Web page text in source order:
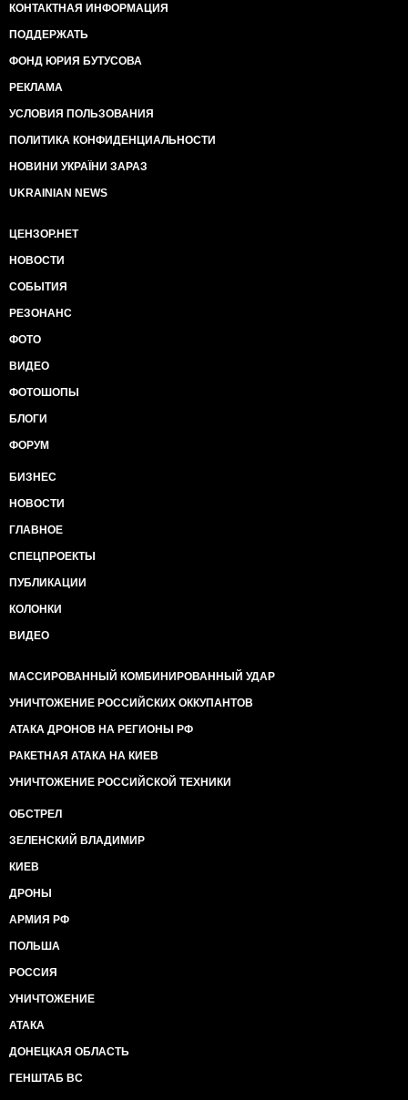
КОНТАКТНАЯ ИНФОРМАЦИЯ
ПОДДЕРЖАТЬ
ФОНД ЮРИЯ БУТУСОВА
РЕКЛАМА
УСЛОВИЯ ПОЛЬЗОВАНИЯ
ПОЛИТИКА КОНФИДЕНЦИАЛЬНОСТИ
НОВИНИ УКРАЇНИ ЗАРАЗ
UKRAINIAN NEWS
ЦЕНЗОР.НЕТ
НОВОСТИ
СОБЫТИЯ
РЕЗОНАНС
ФОТО
ВИДЕО
ФОТОШОПЫ
БЛОГИ
ФОРУМ
БИЗНЕС
НОВОСТИ
ГЛАВНОЕ
СПЕЦПРОЕКТЫ
ПУБЛИКАЦИИ
КОЛОНКИ
ВИДЕО
МАССИРОВАННЫЙ КОМБИНИРОВАННЫЙ УДАР
УНИЧТОЖЕНИЕ РОССИЙСКИХ ОККУПАНТОВ
АТАКА ДРОНОВ НА РЕГИОНЫ РФ
РАКЕТНАЯ АТАКА НА КИЕВ
УНИЧТОЖЕНИЕ РОССИЙСКОЙ ТЕХНИКИ
ОБСТРЕЛ
ЗЕЛЕНСКИЙ ВЛАДИМИР
КИЕВ
ДРОНЫ
АРМИЯ РФ
ПОЛЬША
РОССИЯ
УНИЧТОЖЕНИЕ
АТАКА
ДОНЕЦКАЯ ОБЛАСТЬ
ГЕНШТАБ ВС